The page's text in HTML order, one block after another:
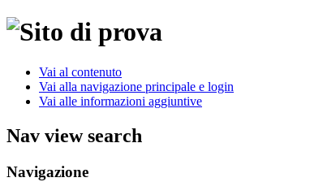
Vai al contenuto
Vai alla navigazione principale e login
Vai alle informazioni aggiuntive
Nav view search
Navigazione